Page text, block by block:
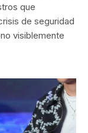
que
de seguridad
visiblemente